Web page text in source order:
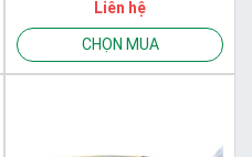
Liên hệ
CHỌN MUA